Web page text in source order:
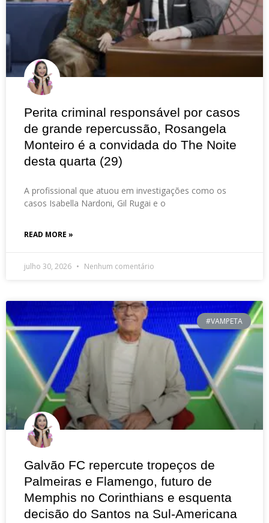
Perita criminal responsável por casos
de grande repercussão, Rosangela
Monteiro é a convidada do The Noite
desta quarta (29)
A profissional que atuou em investigações como os
casos Isabella Nardoni, Gil Rugai e o
READ MORE »
julho 30, 2026 Nenhum comentário
#VAMPETA
Galvão FC repercute tropeços de
Palmeiras e Flamengo, futuro de
Memphis no Corinthians e esquenta
decisão do Santos na Sul-Americana